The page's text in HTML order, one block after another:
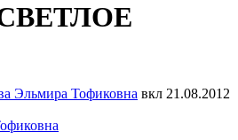
Эльмира Тофиковна вкл 21.08.2012